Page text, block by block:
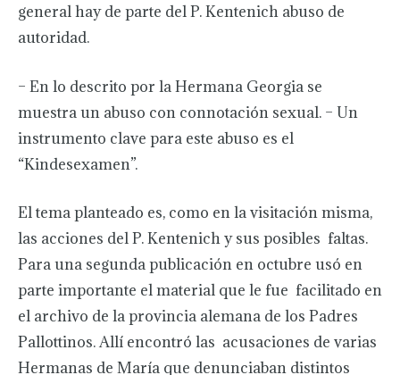
general hay de parte del P. Kentenich abuso de
autoridad.
– En lo descrito por la Hermana Georgia se
muestra un abuso con connotación sexual. – Un
instrumento clave para este abuso es el
“Kindesexamen”.
El tema planteado es, como en la visitación misma,
las acciones del P. Kentenich y sus posibles faltas.
Para una segunda publicación en octubre usó en
parte importante el material que le fue facilitado en
el archivo de la provincia alemana de los Padres
Pallottinos. Allí encontró las acusaciones de varias
Hermanas de María que denunciaban distintos